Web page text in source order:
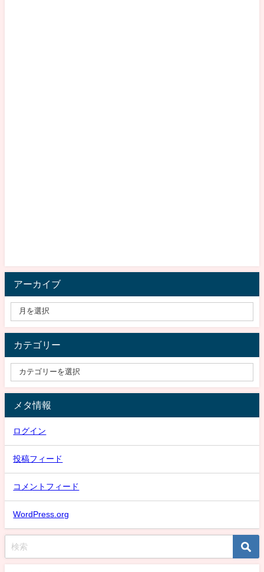
アーカイブ
カテゴリー
メタ情報
ログイン
投稿フィード
コメントフィード
WordPress.org